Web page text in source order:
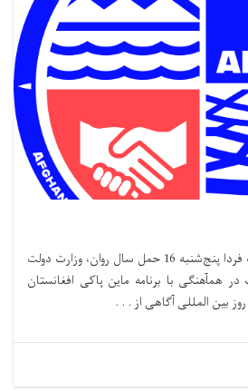
کابل – افغانستان، قراراست فردا پنج‌شنبه 16 حمل سال روان، وزارت دولت
همآهنگی با برنامه ماین پاکی افغانستان
بین المللی آگاهی از . . .